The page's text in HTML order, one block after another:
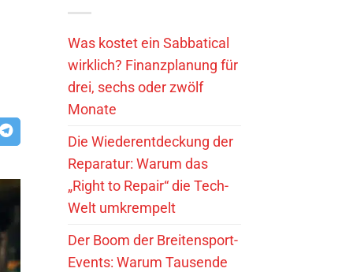
Was kostet ein Sabbatical
wirklich? Finanzplanung für
drei, sechs oder zwölf
Monate
Die Wiederentdeckung der
Reparatur: Warum das
„Right to Repair“ die Tech-
Welt umkrempelt
Der Boom der Breitensport-
Events: Warum Tausende